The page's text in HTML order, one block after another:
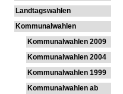
Landtagswahlen
Kommunalwahlen
Kommunalwahlen 2009
Kommunalwahlen 2004
Kommunalwahlen 1999
Kommunalwahlen ab